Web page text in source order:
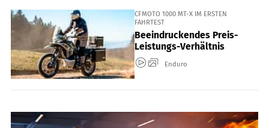
CFMOTO 1000 MT-X IM ERSTEN
FAHRTEST
Beeindruckendes Preis-
Leistungs-Verhältnis
Enduro